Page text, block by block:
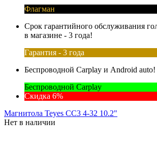
Флагман
Срок гарантийного обслуживания
в магазине - 3 года!
Гарантия - 3 года
Беспроводной Carplay и Android auto!
Беспроводной Carplay
Скидка 6%
Магнитола Teyes CC3 4-32 10.2"
Нет в наличии